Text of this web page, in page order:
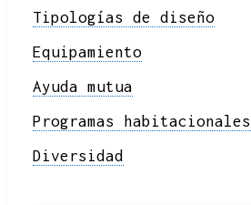
Tipologías de diseño
Equipamiento
Ayuda mutua
Programas habitacionales
Diversidad